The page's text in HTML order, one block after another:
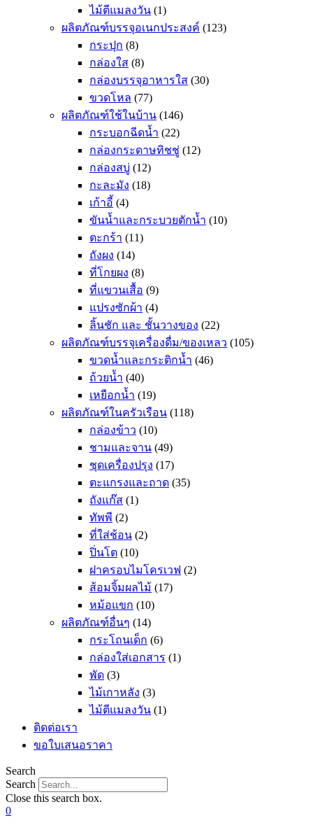
ไม้ตีแมลงวัน (1)
ผลิตภัณฑ์บรรจุอเนกประสงค์ (123)
กระปุก (8)
กล่องใส (8)
กล่องบรรจุอาหารใส (30)
ขวดโหล (77)
ผลิตภัณฑ์ใช้ในบ้าน (146)
กระบอกฉีดน้ำ (22)
กล่องกระดาษทิชชู่ (12)
กล่องสบู่ (12)
กะละมัง (18)
เก้าอี้ (4)
ขันน้ำและกระบวยตักน้ำ (10)
ตะกร้า (11)
ถังผง (14)
ที่โกยผง (8)
ที่แขวนเสื้อ (9)
แปรงซักผ้า (4)
ลิ้นชัก และ ชั้นวางของ (22)
ผลิตภัณฑ์บรรจุเครื่องดื่ม/ของเหลว (105)
ขวดน้ำและกระติกน้ำ (46)
ถ้วยน้ำ (40)
เหยือกน้ำ (19)
ผลิตภัณฑ์ในครัวเรือน (118)
กล่องข้าว (10)
ชามและจาน (49)
ชุดเครื่องปรุง (17)
ตะแกรงและถาด (35)
ถังแก๊ส (1)
ทัพพี (2)
ที่ใส่ช้อน (2)
ปิ่นโต (10)
ฝาครอบไมโครเวฟ (2)
ส้อมจิ้มผลไม้ (17)
หม้อแขก (10)
ผลิตภัณฑ์อื่นๆ (14)
กระโถนเด็ก (6)
กล่องใส่เอกสาร (1)
พัด (3)
ไม้เกาหลัง (3)
ไม้ตีแมลงวัน (1)
ติดต่อเรา
ขอใบเสนอราคา
Search
Search
Close this search box.
0